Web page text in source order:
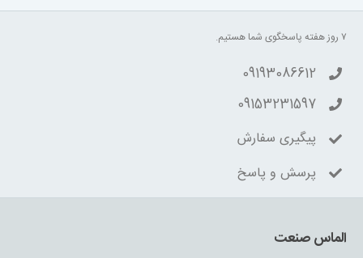
۷ روز هفته پاسخگوی شما هستیم.
09193086612
09153231597
پیگیری سفارش
پرسش و پاسخ
الماس صنعت